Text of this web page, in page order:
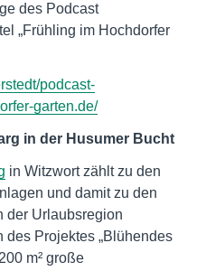
des Podcast
„Frühling im Hochdorfer
podcast-
garten.de/
in der Husumer Bucht
in Witzwort zählt zu den
und damit zu den
der Urlaubsregion
des Projektes „Blühendes
m² große